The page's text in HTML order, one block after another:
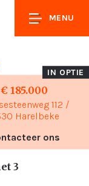
MENU
€ 185.000
112 /
Harelbeke
ons
IN OPTIE
3